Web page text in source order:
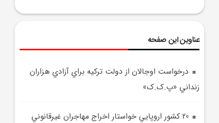
عناوین این صفحه
درخواست اوجالان از دولت ترکيه براي آزادي هزاران
زنداني «پ.ک.ک»
20 کشور اروپايي خواستار اخراج مهاجران غيرقانوني